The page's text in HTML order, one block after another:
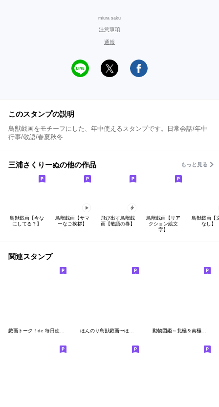
miura saku
注意事項
通報
このスタンプの説明
鳥獣戯画をモチーフにした、年中使えるスタンプです。日常会話/年中
行事/敬語/春夏秋冬
三浦さくりーぬの他の作品 もっと見る
鳥獣戯画【今な
にしてる？】
鳥獣戯画【サマ
ーなご挨拶】
飛び出す鳥獣戯
画【敬語の巻】
鳥獣戯画【リア
クション絵文
字】
鳥獣戯画【
なし】
関連スタンプ
戯画トーク！de 毎日使える敬語 ほんのり鳥獣戯画〜ほどよい敬語編〜 動物図鑑～北極＆南極～【修正版】